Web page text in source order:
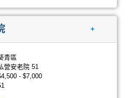
+
青區
營安老院 51
- $7,000